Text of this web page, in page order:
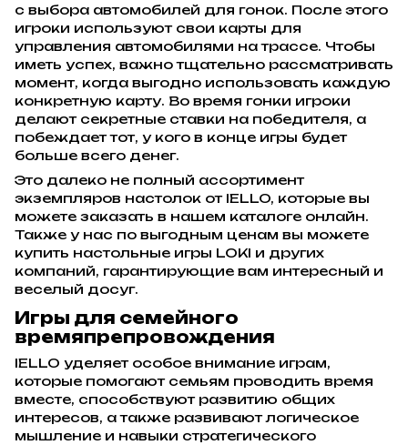
с выбора автомобилей для гонок. После этого
игроки используют свои карты для
управления автомобилями на трассе. Чтобы
иметь успех, важно тщательно рассматривать
момент, когда выгодно использовать каждую
конкретную карту. Во время гонки игроки
делают секретные ставки на победителя, а
побеждает тот, у кого в конце игры будет
больше всего денег.
Это далеко не полный ассортимент
экземпляров настолок от IELLO, которые вы
можете заказать в нашем каталоге онлайн.
Также у нас по выгодным ценам вы можете
купить настольные игры LOKI и других
компаний, гарантирующие вам интересный и
веселый досуг.
Игры для семейного
времяпрепровождения
IELLO уделяет особое внимание играм,
которые помогают семьям проводить время
вместе, способствуют развитию общих
интересов, а также развивают логическое
мышление и навыки стратегического